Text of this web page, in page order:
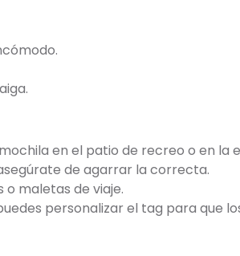
en el patio de recreo o en la
de agarrar la correcta.
o maletas de viaje.
personalizar el tag para que